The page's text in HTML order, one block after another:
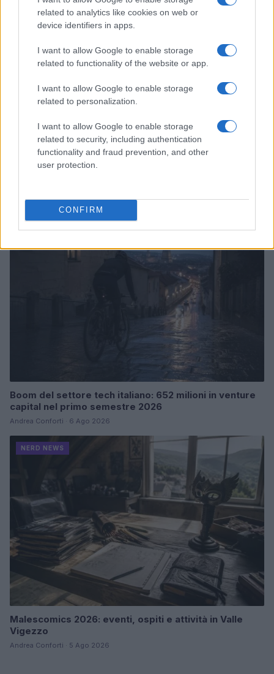
related to analytics like cookies on web or
device identifiers in apps.
I want to allow Google to enable storage
related to functionality of the website or app.
I want to allow Google to enable storage
related to personalization.
I want to allow Google to enable storage
related to security, including authentication
functionality and fraud prevention, and other
user protection.
CONFIRM
Pieve Comics 2026: tutto ciò che devi sapere
Andrea Conforti · 6 Ago 2026
Boom del settore tech italiano: 652 milioni in venture
capital nel primo semestre 2026
Andrea Conforti · 6 Ago 2026
NERD NEWS
Malescomics 2026: eventi, ospiti e attività in Valle
Vigezzo
Andrea Conforti · 5 Ago 2026